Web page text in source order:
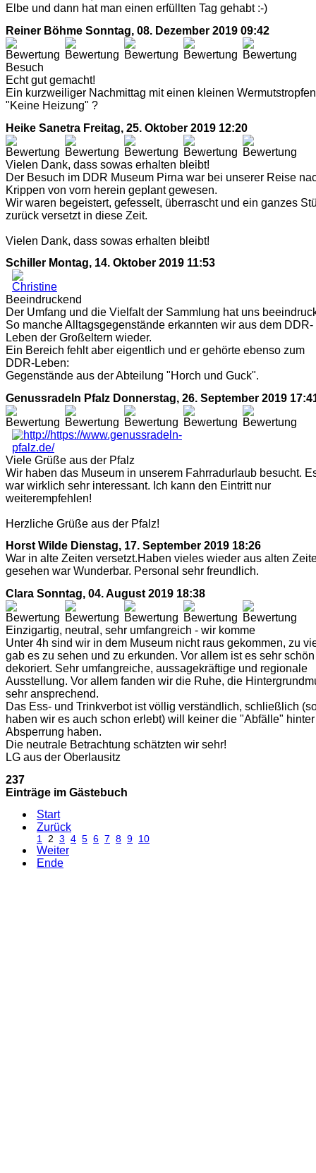
Elbe und dann hat man einen erfüllten Tag gehabt :-)
Reiner Böhme Sonntag, 08. Dezember 2019 09:42
Besuch
Echt gut gemacht!
Ein kurzweiliger Nachmittag mit einen kleinen Wermutstropfen
"Keine Heizung" ?
Heike Sanetra Freitag, 25. Oktober 2019 12:20
Vielen Dank, dass sowas erhalten bleibt!
Der Besuch im DDR Museum Pirna war bei unserer Reise
Krippen von vorn herein geplant gewesen.
Wir waren begeistert, gefesselt, überrascht und ein ganzes
zurück versetzt in diese Zeit.
Vielen Dank, dass sowas erhalten bleibt!
Schiller Montag, 14. Oktober 2019 11:53
Beeindruckend
Der Umfang und die Vielfalt der Sammlung hat uns
So manche Alltagsgegenstände erkannten wir aus dem DDR-
Leben der Großeltern wieder.
Ein Bereich fehlt aber eigentlich und er gehörte ebenso zum
DDR-Leben:
Gegenstände aus der Abteilung "Horch und Guck".
Genussradeln Pfalz Donnerstag, 26. September 2019
Viele Grüße aus der Pfalz
Wir haben das Museum in unserem Fahrradurlaub besucht.
war wirklich sehr interessant. Ich kann den Eintritt nur
weiterempfehlen!
Herzliche Grüße aus der Pfalz!
Horst Wilde Dienstag, 17. September 2019 18:26
War in alte Zeiten versetzt.Haben vieles wieder aus alten
gesehen war Wunderbar. Personal sehr freundlich.
Clara Sonntag, 04. August 2019 18:38
Einzigartig, neutral, sehr umfangreich - wir komme
Unter 4h sind wir in dem Museum nicht raus gekommen, zu
gab es zu sehen und zu erkunden. Vor allem ist es sehr schön
dekoriert. Sehr umfangreiche, aussagekräftige und regionale
Ausstellung. Vor allem fanden wir die Ruhe, die
sehr ansprechend.
Das Ess- und Trinkverbot ist völlig verständlich, schließlich
haben wir es auch schon erlebt) will keiner die "Abfälle"
Absperrung haben.
Die neutrale Betrachtung schätzten wir sehr!
LG aus der Oberlausitz
237
Einträge im Gästebuch
Start
Zurück
1 2 3 4 5 6 7 8 9 10
Weiter
Ende